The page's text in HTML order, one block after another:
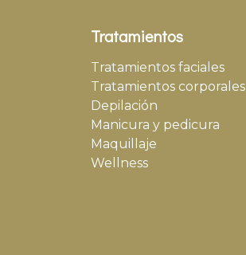
Tratamientos
Tratamientos faciales
Tratamientos corporales
Depilación
Manicura y pedicura
Maquillaje
Wellness